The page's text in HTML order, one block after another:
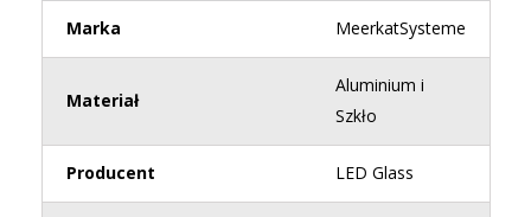
Marka MeerkatSysteme
Materiał
Aluminium i
Szkło
Producent LED Glass